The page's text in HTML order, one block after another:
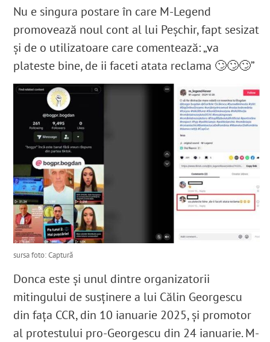
Nu e singura postare în care M-Legend
promovează noul cont al lui Peșchir, fapt sesizat
și de o utilizatoare care comentează: „va
plateste bine, de ii faceti atata reclama 🙄🙄🙄”
sursa foto: Captură
Donca este și unul dintre organizatorii
mitingului de susținere a lui Călin Georgescu
din fața CCR, din 10 ianuarie 2025, și promotor
al protestului pro-Georgescu din 24 ianuarie. M-